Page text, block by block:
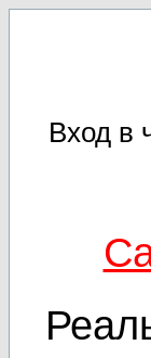
Вход в